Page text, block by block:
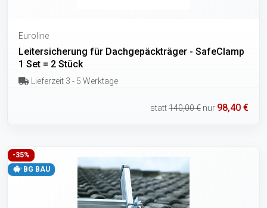
Euroline
Leitersicherung für Dachgepäckträger - SafeClamp
1 Set = 2 Stück
Lieferzeit 3 - 5 Werktage
statt140,00 € nur 98,40 €
-35%
BG BAU